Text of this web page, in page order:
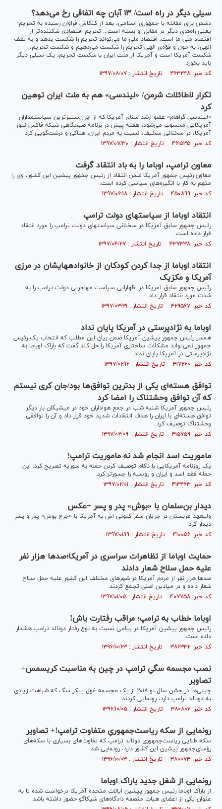
سیلی دیگر در راه است/ ۱۳ آبان چه اتفاقی رخ می‌دهد؟
دشمن برای مقابله با جمهوری اسلامی، بعد از کنکاش فراوان رسیده به تحریم؛
یعنی راه‌های دیگر در مقابل او بسته است... تحریم اقتصادی شکننده‌تر از
اقتصاد ملّی ما است. اقتصاد ملّی ما می‌تواند تحریم را شکست بدهد و به لطف
الهی، به حول و قوّه‌ی الهی تحریم را شکست می‌دهیم و شکست تحریم،
شکست آمریکا است و آمریکا از ملّت ایران با شکست تحریم، یک سیلی دیگر
باید بخورد.
کد خبر: ۴۶۳۲۴۸ تاریخ انتشار : ۱۳۹۷/۰۸/۰۷
تکرار لاطائلات شرمن/ «لیندسی» هم به ملت ایران توهین
کرد
«لیندسی گراهام» عضو ارشد سنای آمریکا که از ایران‌ستیزترین سیاستمداران
آمریکایی محسوب می‌شود، هفته پیش در برنامه صبحگاهی شبکه فاکس نیوز
آمریکا، در سخنانی سخیف، نسبت به مردم ایران، هتاکی و درشت‌گویی کرد.
کد خبر: ۴۶۱۵۳۵ تاریخ انتشار : ۱۳۹۷/۰۷/۳۰
معاون ترامپ، اوباما را به باد انتقاد گرفت
معاون رئیس جمهور آمریکا ضمن انتقاد از رئیس جمهور پیشین این کشور، وی را
متهم به کار با انگیزه‌های سیاسی کرده است.
کد خبر: ۴۵۰۸۹۹ تاریخ انتشار : ۱۳۹۷/۰۶/۱۸
انتقاد اوباما از سیاست‎های دولت ترامپ
رئیس جمهور سابق آمریکا در سخنانی سیاست‎های دولت ترامپ را مورد انتقاد
قرار داده است.
کد خبر: ۴۳۷۳۳۸ تاریخ انتشار : ۱۳۹۷/۰۴/۲۷
انتقاد اوباما از جدا کردن کودکان از خانواده‎هایشان در مرزی
آمریکا و مکزیک
رئیس جمهور سابق آمریکا در اظهاراتی سیاست مهاجرتی دولت ترامپ را به
شدت مورد انتقاد قرار داد.
کد خبر: ۴۲۹۵۶۷ تاریخ انتشار : ۱۳۹۷/۰۳/۳۱
اوباما به نژادپرستی در آمریکا پایان نداد
همسر رئیس جمهور پیشین آمریکا ضمن بیان این مطلب که انتخاب یک رئیس
جمهور نمی‌تواند مشکلات ساختاری آمریکا را حل کند گفت که باراک اوباما به
نژادپرستی در آمریکا پایان نداد.
کد خبر: ۴۱۷۲۶۰ تاریخ انتشار : ۱۳۹۷/۰۲/۱۶
توافق هسته‌ای یکی از بدترین توافق‌ها بود/جان کری نیستم
که آن توافق وحشتناک را امضا کرد
رئیس جمهور آمریکا شنبه شب در جمع هواداران خود در میشیگان بار دیگر
توافق هسته‌ای با ایران را هدف انتقادات شدید خود قرار داد و آن را توافقی
وحشتناک توصیف کرد.
کد خبر: ۴۱۵۷۵۹ تاریخ انتشار : ۱۳۹۷/۰۲/۰۹
ماموریت اسد انجام شد نه ماموریت ترامپ!
یک روزنامه آمریکایی با ناکام توصیف کردن حمله به سوریه تصریح کرد: این
حمله فقط اسد و ایران و روسیه را جسورتر کرد.
کد خبر: ۴۱۳۴۶۳ تاریخ انتشار : ۱۳۹۷/۰۲/۰۱
دیدار بن‌سلمان با «بوش» پدر و پسر +عکس
ولیعهد عربستان در جریان سفر کنونی اش به آمریکا با «جرج بوش» پدر و پسر
دیدار کرد.
کد خبر: ۴۱۰۰۵۶ تاریخ انتشار : ۱۳۹۷/۰۱/۱۹
حمایت اوباما از تظاهرات سراسری در آمریکا؛صدها هزار نفر
علیه حمل سلاح شعار دادند
صدها هزار نفر از مردم آمریکا در شهرهای مختلف این کشور علیه حمل سلاح
شعار داده و در میادین اصلی تجمع کردند.
کد خبر: ۴۰۷۷۵۸ تاریخ انتشار : ۱۳۹۷/۰۱/۰۵
اوباما خطاب به ترامپ؛ مراقب رفتارت باش!
رئیس جمهور پیشین آمریکا در پیامی نسبت به نوع رفتار دونالد ترامپ هشدار
داده است.
کد خبر: ۳۸۶۳۳۲ تاریخ انتشار : ۱۳۹۶/۱۰/۲۳
نصب مجسمه سگیِ ترامپ در چین به مناسبت کریسمس+
تصاویر
چینی‌ها در جشن سال نو ۲۰۱۸ از یک مجسمه غول پیکر سگ که شباهت زیادی
به دونالد ترامپ دارد، رونمایی کردند.
کد خبر: ۳۸۰۸۰۶ تاریخ انتشار : ۱۳۹۶/۱۰/۰۵
رونمایی از سکه ریاست‌جمهوریِ متفاوت ترامپ!+ تصاویر
سکه طلایی ریاست‌جمهوری دونالد ترامپ که تفاوت‌های بسیاری با سکه‌های
رؤسای‌جمهور پیشین این کشور دارد، رونمایی شد.
کد خبر: ۳۸۰۰۷۴ تاریخ انتشار : ۱۳۹۶/۱۰/۰۳
رونمایی از شغل جدید باراک اوباما
از باراک اوباما رئیس جمهور پیشین ایالات متحده آمریکا درخواست شده تا به
عنوان یکی از اعضای هیات منصفه دادگاه‌های شیکاگو حضور داشته باشد.